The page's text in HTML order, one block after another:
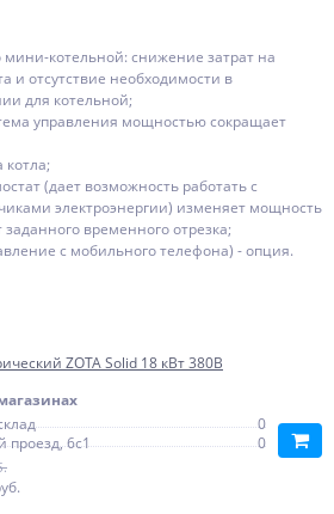
котельной: снижение затрат на
и отсутствие необходимости в
для котельной;
управления мощностью сокращает
котла;
(дает возможность работать с
электроэнергии) изменяет мощность
временного отрезка;
с мобильного телефона) - опция.
ZOTA Solid 18 кВт 380В
0
проезд, 6с1
0